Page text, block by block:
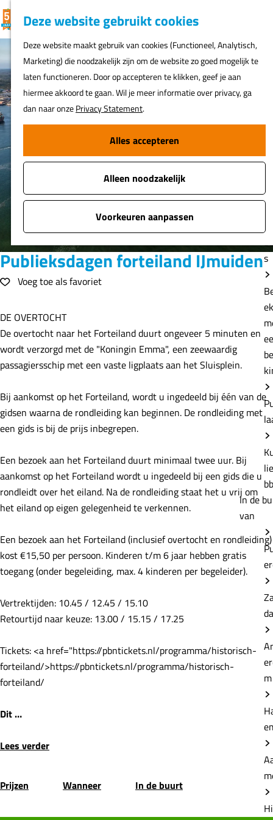
Deze website gebruikt cookies
Deze website maakt gebruik van cookies (Functioneel, Analytisch,
Marketing) die noodzakelijk zijn om de website zo goed mogelijk te
laten functioneren. Door op accepteren te klikken, geef je aan
hiermee akkoord te gaan. Wil je meer informatie over privacy, ga
dan naar onzePrivacy Statement.
Alles accepteren
Alleen noodzakelijk
Voorkeuren aanpassen
G
n
a
a
r
d
e
h
o
m
e
g
e
F
v
o
r
i
e
t
e
n
K
a
a
r
t
Z
e
k
e
n
MENU
s
In de
van
m
Publieksdagen forteiland IJmuiden
Voeg toe als favorietVoeg toe als favoriet
DE OVERTOCHT
De overtocht naar het Forteiland duurt ongeveer 5 minuten en
wordt verzorgd met de "Koningin Emma", een zeewaardig
passagiersschip met een vaste ligplaats aan het Sluisplein.
Bij aankomst op het Forteiland, wordt u ingedeeld bij één van de
gidsen waarna de rondleiding kan beginnen. De rondleiding met
een gids is bij de prijs inbegrepen.
Een bezoek aan het Forteiland duurt minimaal twee uur. Bij
aankomst op het Forteiland wordt u ingedeeld bij een gids die u
rondleidt over het eiland. Na de rondleiding staat het u vrij om
het eiland op eigen gelegenheid te verkennen.
Een bezoek aan het Forteiland (inclusief overtocht en rondleiding)
kost €15,50 per persoon. Kinderen t/m 6 jaar hebben gratis
toegang (onder begeleiding, max. 4 kinderen per begeleider).
Vertrektijden: 10.45 / 12.45 / 15.10
Retourtijd naar keuze: 13.00 / 15.15 / 17.25
Tickets: <a href="https://pbntickets.nl/programma/historisch-
forteiland/>https://pbntickets.nl/programma/historisch-
forteiland/
Dit …
Lees verder
Prijzen Wanneer In de buurt